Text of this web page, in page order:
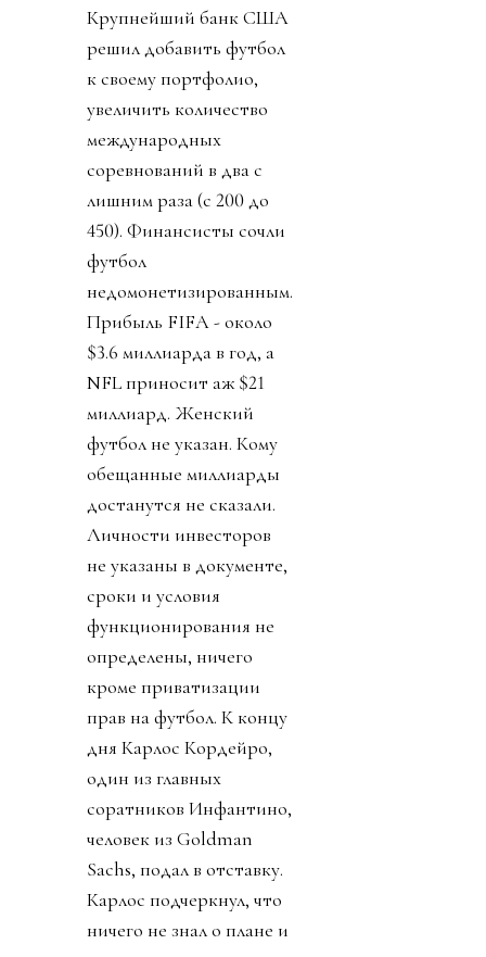
Крупнейший банк США
решил добавить футбол
к своему портфолио,
увеличить количество
международных
соревнований в два с
лишним раза (с 200 до
450). Финансисты сочли
футбол
недомонетизированным.
Прибыль FIFA - около
$3.6 миллиарда в год, а
NFL приносит аж $21
миллиард. Женский
футбол не указан. Кому
обещанные миллиарды
достанутся не сказали.
Личности инвесторов
не указаны в документе,
сроки и условия
функционирования не
определены, ничего
кроме приватизации
прав на футбол. К концу
дня Карлос Кордейро,
один из главных
соратников Инфантино,
человек из Goldman
Sachs, подал в отставку.
Карлос подчеркнул, что
ничего не знал о плане и